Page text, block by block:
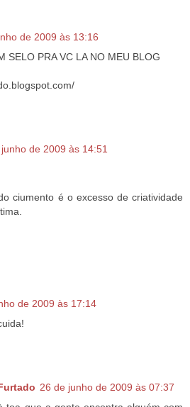
de 2009 às 13:16
SELO PRA VC LA NO MEU BLOG
de 2009 às 14:51
ciumento é o excesso de criatividade
de 2009 às 17:14
26 de junho de 2009 às 07:37